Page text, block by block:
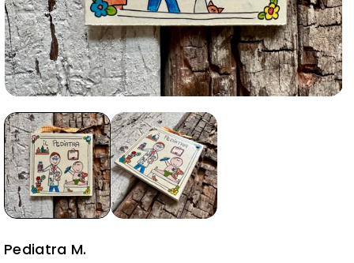
Pediatra M.